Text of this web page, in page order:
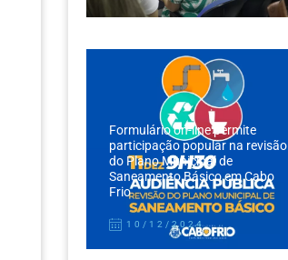
Formulário on-line permite
participação popular na revisão
do Plano Municipal de
Saneamento Básico em Cabo
Frio
10/12/2024